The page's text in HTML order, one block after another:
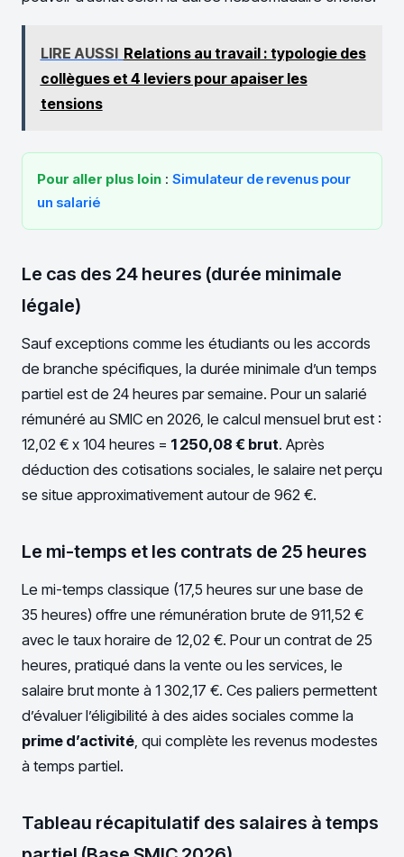
LIRE AUSSI Relations au travail : typologie des
collègues et 4 leviers pour apaiser les
tensions
Pour aller plus loin : Simulateur de revenus pour
un salarié
Le cas des 24 heures (durée minimale
légale)
Sauf exceptions comme les étudiants ou les accords
de branche spécifiques, la durée minimale d’un temps
partiel est de 24 heures par semaine. Pour un salarié
rémunéré au SMIC en 2026, le calcul mensuel brut est :
12,02 € x 104 heures = 1 250,08 € brut. Après
déduction des cotisations sociales, le salaire net perçu
se situe approximativement autour de 962 €.
Le mi-temps et les contrats de 25 heures
Le mi-temps classique (17,5 heures sur une base de
35 heures) offre une rémunération brute de 911,52 €
avec le taux horaire de 12,02 €. Pour un contrat de 25
heures, pratiqué dans la vente ou les services, le
salaire brut monte à 1 302,17 €. Ces paliers permettent
d’évaluer l’éligibilité à des aides sociales comme la
prime d’activité, qui complète les revenus modestes
à temps partiel.
Tableau récapitulatif des salaires à temps